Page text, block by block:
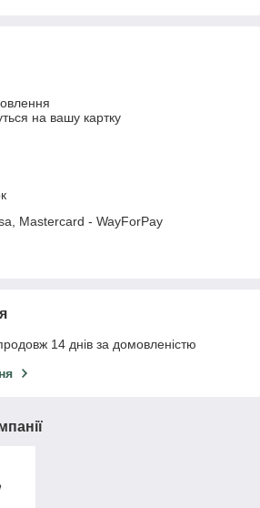
на вашу картку
Mastercard - WayForPay
14 днів за домовленістю